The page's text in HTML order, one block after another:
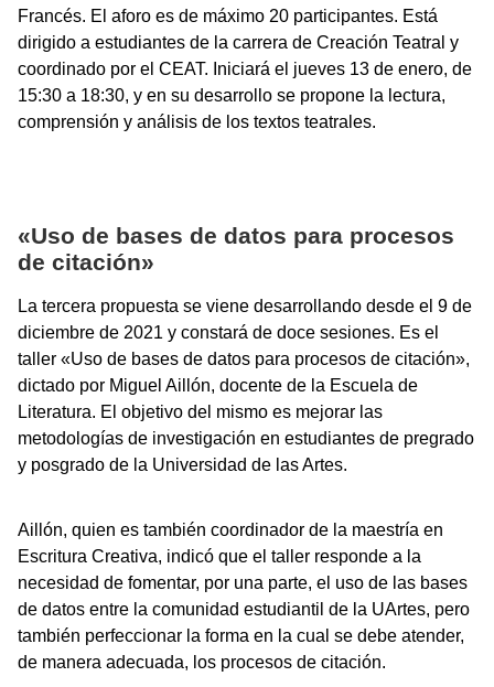
Francés. El aforo es de máximo 20 participantes. Está
dirigido a estudiantes de la carrera de Creación Teatral y
coordinado por el CEAT. Iniciará el jueves 13 de enero, de
15:30 a 18:30, y en su desarrollo se propone la lectura,
comprensión y análisis de los textos teatrales.
«Uso de bases de datos para procesos
de citación»
La tercera propuesta se viene desarrollando desde el 9 de
diciembre de 2021 y constará de doce sesiones. Es el
taller «Uso de bases de datos para procesos de citación»,
dictado por Miguel Aillón, docente de la Escuela de
Literatura. El objetivo del mismo es mejorar las
metodologías de investigación en estudiantes de pregrado
y posgrado de la Universidad de las Artes.
Aillón, quien es también coordinador de la maestría en
Escritura Creativa, indicó que el taller responde a la
necesidad de fomentar, por una parte, el uso de las bases
de datos entre la comunidad estudiantil de la UArtes, pero
también perfeccionar la forma en la cual se debe atender,
de manera adecuada, los procesos de citación.